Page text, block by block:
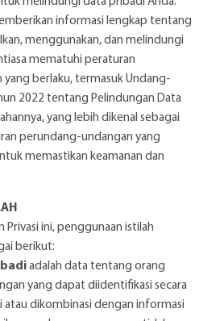
informasi lengkap tentang
menggunakan, dan melindungi
mematuhi peraturan
berlaku, termasuk Undang-
2022 tentang Pelindungan Data
yang lebih dikenal sebagai
perundang-undangan yang
memastikan keamanan dan
Privasi ini, penggunaan istilah
berikut:
adalah data tentang orang
yang dapat diidentifikasi secara
atau dikombinasi dengan informasi